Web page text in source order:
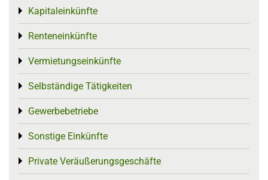
Kapitaleinkünfte
Toggle menu
Renteneinkünfte
Toggle menu
Vermietungseinkünfte
Toggle menu
Selbständige Tätigkeiten
Toggle menu
Gewerbebetriebe
Toggle menu
Sonstige Einkünfte
Toggle menu
Private Veräußerungsgeschäfte
Toggle menu